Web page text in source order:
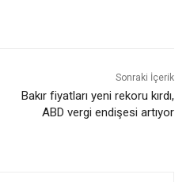
Sonraki İçerik
Bakır fiyatları yeni rekoru kırdı,
ABD vergi endişesi artıyor